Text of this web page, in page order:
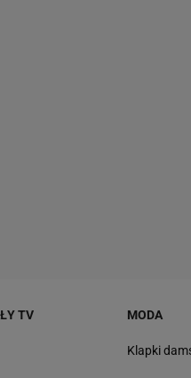
TV MODA
Klapki